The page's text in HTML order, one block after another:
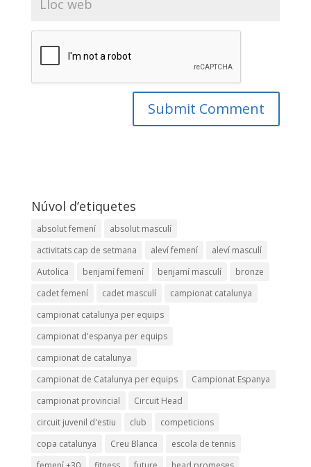
Núvol d’etiquetes
absolut femení
absolut masculí
activitats cap de setmana
aleví femení
aleví masculí
Autolica
benjamí femení benjamí masculí
bronze
cadet femení
cadet masculí
campionat catalunya
campionat catalunya per equips
campionat d'espanya per equips
campionat de catalunya
campionat de Catalunya per equips
Campionat Espanya
campionat provincial
Circuit Head
circuit juvenil d'estiu
club
competicions
copa catalunya
Creu Blanca
escola de tennis